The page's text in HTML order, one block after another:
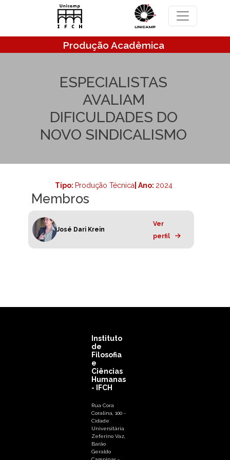
Pular para o conteúdo principal
Produção Acadêmica
ESPECIALISTAS
AVALIAM
DIFICULDADES DO
NOVO SINDICALISMO
Tipo: Produção Técnica | Ano: 2024
Membros
José Dari Krein
Ver
perfil
Instituto
de
Filosofia
e
Ciências
Humanas
- IFCH
Rua Cora
Coralina, 100 -
Cidade
Universitária
Zeferino Vaz,
Barão
Geraldo